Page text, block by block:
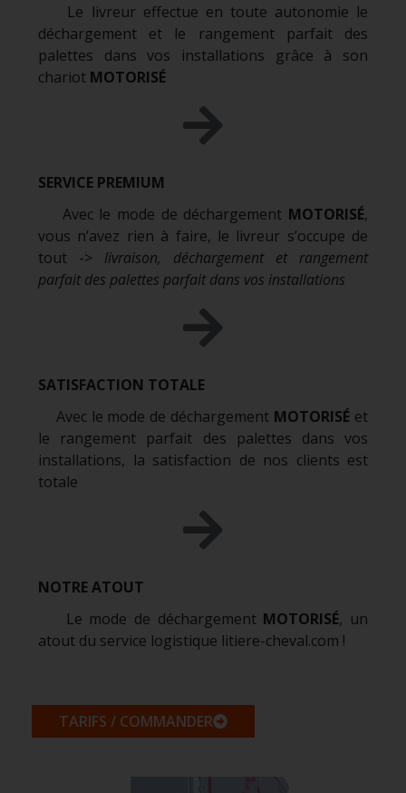
Le livreur effectue en toute autonomie le
déchargement et le rangement parfait des
palettes dans vos installations grâce à son
chariot MOTORISÉ
SERVICE PREMIUM
Avec le mode de déchargement MOTORISÉ,
vous n’avez rien à faire, le livreur s’occupe de
tout -> livraison, déchargement et rangement
parfait des palettes parfait dans vos installations
SATISFACTION TOTALE
Avec le mode de déchargement MOTORISÉ et
le rangement parfait des palettes dans vos
installations, la satisfaction de nos clients est
totale
NOTRE ATOUT
Le mode de déchargement MOTORISÉ, un
atout du service logistique litiere-cheval.com !
TARIFS / COMMANDER